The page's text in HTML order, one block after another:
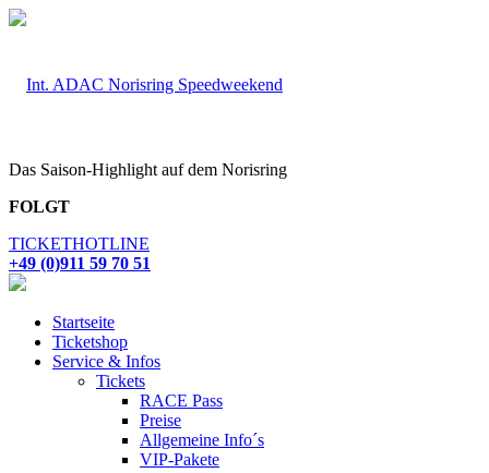
Das Saison-Highlight auf dem Norisring
FOLGT
TICKETHOTLINE
+49 (0)911 59 70 51
Startseite
Ticketshop
Service & Infos
Tickets
RACE Pass
Preise
Allgemeine Info´s
VIP-Pakete